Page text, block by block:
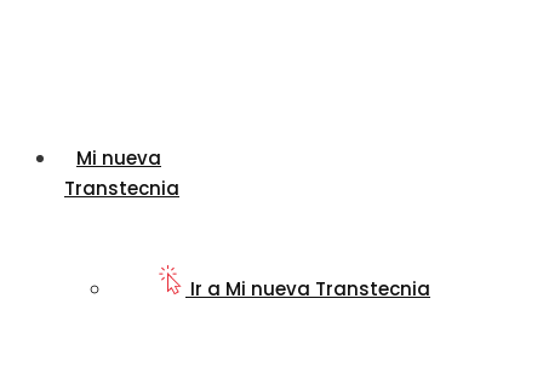
Mi nueva
Transtecnia
Ir a Mi nueva Transtecnia